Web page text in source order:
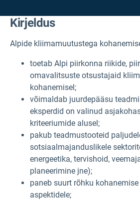
Kirjeldus
Alpide kliimamuutustega
toetab Alpi piirkonna riikide,
omavalitsuste otsustajaid
kohanemisel;
võimaldab juurdepääsu
eksperdid on valinud
kriteeriumide alusel;
pakub teadmustooteid
sotsiaalmajanduslikele
energeetika, tervishoid,
planeerimine jne);
paneb suurt rõhku
aspektidele;